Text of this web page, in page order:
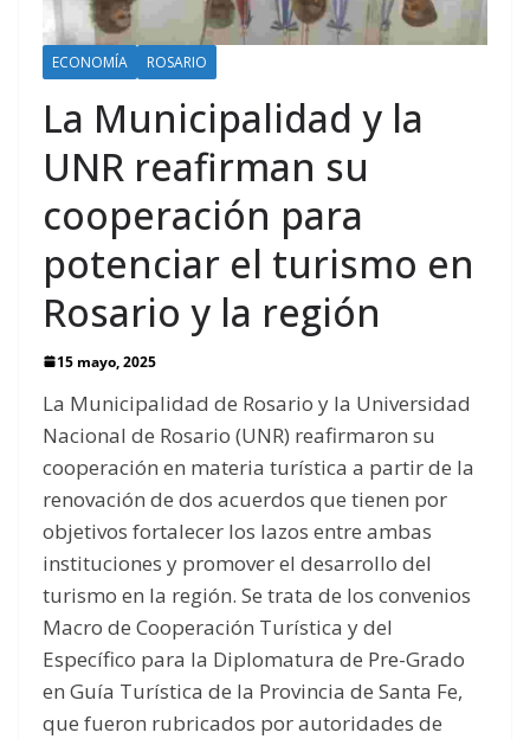
ECONOMÍA ROSARIO
La Municipalidad y la
UNR reafirman su
cooperación para
potenciar el turismo en
Rosario y la región
15 mayo, 2025
La Municipalidad de Rosario y la Universidad
Nacional de Rosario (UNR) reafirmaron su
cooperación en materia turística a partir de la
renovación de dos acuerdos que tienen por
objetivos fortalecer los lazos entre ambas
instituciones y promover el desarrollo del
turismo en la región. Se trata de los convenios
Macro de Cooperación Turística y del
Específico para la Diplomatura de Pre-Grado
en Guía Turística de la Provincia de Santa Fe,
que fueron rubricados por autoridades de